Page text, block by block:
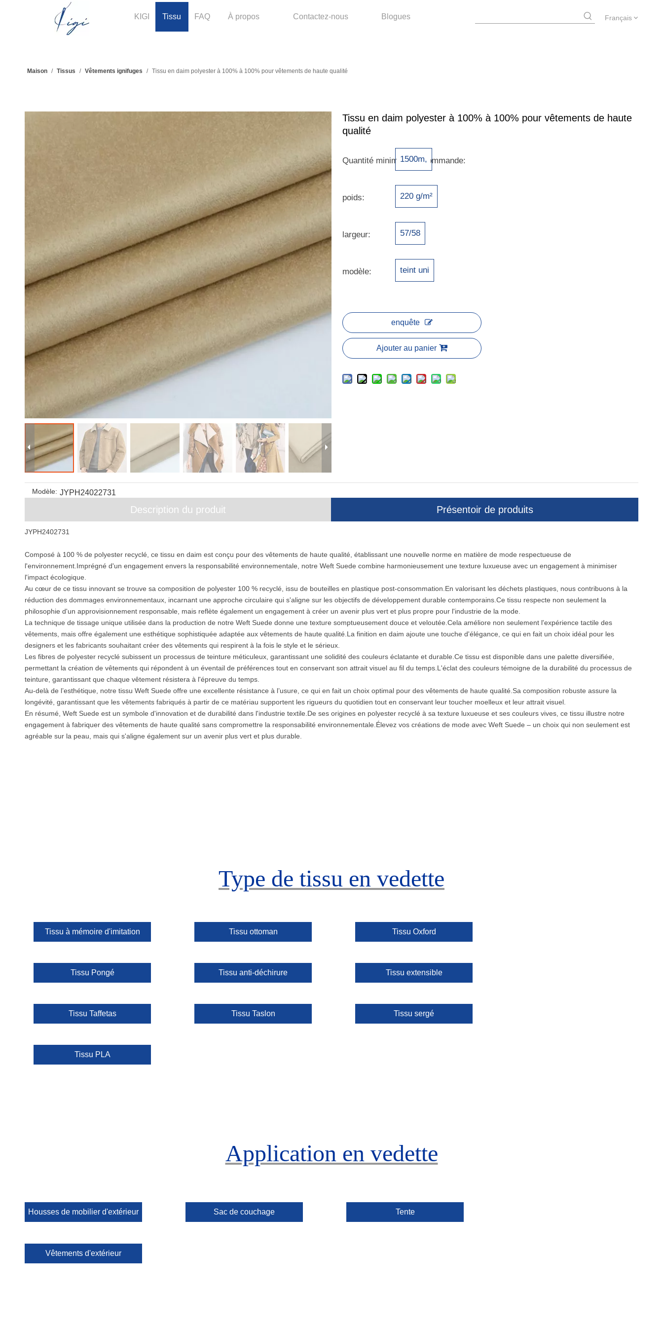
KIGI Tissu FAQ À propos Contactez-nous Blogues Français
Maison / Tissus / Vêtements ignifuges / Tissu en daim polyester à 100% à 100% pour vêtements de haute qualité
Tissu en daim polyester à 100% à 100% pour vêtements de haute
qualité
Quantité minimale de commande:
1500m,
poids: 220 g/m²
largeur: 57/58
modèle: teint uni
enquête
Ajouter au panier
Modèle: JYPH24022731
Description du produit Présentoir de produits
JYPH2402731
Composé à 100 % de polyester recyclé, ce tissu en daim est conçu pour des vêtements de haute qualité, établissant une nouvelle norme en matière de mode respectueuse de
l'environnement.Imprégné d'un engagement envers la responsabilité environnementale, notre Weft Suede combine harmonieusement une texture luxueuse avec un engagement à minimiser
l'impact écologique.
Au cœur de ce tissu innovant se trouve sa composition de polyester 100 % recyclé, issu de bouteilles en plastique post-consommation.En valorisant les déchets plastiques, nous contribuons à la
réduction des dommages environnementaux, incarnant une approche circulaire qui s'aligne sur les objectifs de développement durable contemporains.Ce tissu respecte non seulement la
philosophie d'un approvisionnement responsable, mais reflète également un engagement à créer un avenir plus vert et plus propre pour l'industrie de la mode.
La technique de tissage unique utilisée dans la production de notre Weft Suede donne une texture somptueusement douce et veloutée.Cela améliore non seulement l'expérience tactile des
vêtements, mais offre également une esthétique sophistiquée adaptée aux vêtements de haute qualité.La finition en daim ajoute une touche d'élégance, ce qui en fait un choix idéal pour les
designers et les fabricants souhaitant créer des vêtements qui respirent à la fois le style et le sérieux.
Les fibres de polyester recyclé subissent un processus de teinture méticuleux, garantissant une solidité des couleurs éclatante et durable.Ce tissu est disponible dans une palette diversifiée,
permettant la création de vêtements qui répondent à un éventail de préférences tout en conservant son attrait visuel au fil du temps.L'éclat des couleurs témoigne de la durabilité du processus de
teinture, garantissant que chaque vêtement résistera à l'épreuve du temps.
Au-delà de l’esthétique, notre tissu Weft Suede offre une excellente résistance à l’usure, ce qui en fait un choix optimal pour des vêtements de haute qualité.Sa composition robuste assure la
longévité, garantissant que les vêtements fabriqués à partir de ce matériau supportent les rigueurs du quotidien tout en conservant leur toucher moelleux et leur attrait visuel.
En résumé, Weft Suede est un symbole d'innovation et de durabilité dans l'industrie textile.De ses origines en polyester recyclé à sa texture luxueuse et ses couleurs vives, ce tissu illustre notre
engagement à fabriquer des vêtements de haute qualité sans compromettre la responsabilité environnementale.Élevez vos créations de mode avec Weft Suede – un choix qui non seulement est
agréable sur la peau, mais qui s'aligne également sur un avenir plus vert et plus durable.
Type de tissu en vedette
Tissu à mémoire d'imitation Tissu ottoman Tissu Oxford
Tissu Pongé Tissu anti-déchirure Tissu extensible
Tissu Taffetas Tissu Taslon Tissu sergé
Tissu PLA
Application en vedette
Housses de mobilier d'extérieur Sac de couchage Tente
Vêtements d'extérieur